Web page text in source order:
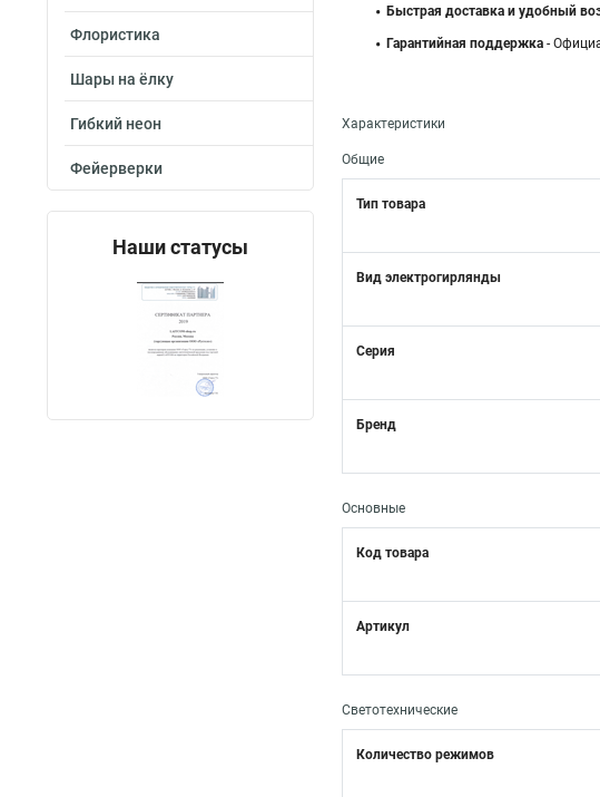
Флористика
Шары на ёлку
Гибкий неон
Фейерверки
Наши статусы
Быстрая доставка и удобный
Гарантийная поддержка -
Характеристики
Общие
Тип товара
Вид электрогирлянды
Серия
Бренд
Основные
Код товара
Артикул
Светотехнические
Количество режимов